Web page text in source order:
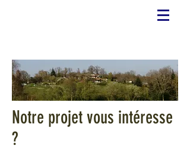
Notre projet vous intéresse
?